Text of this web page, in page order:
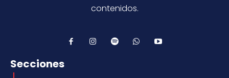
contenidos.
Secciones